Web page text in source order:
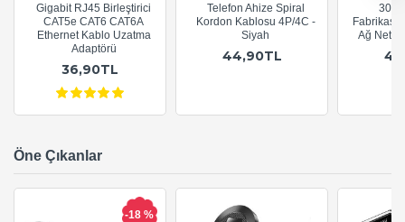
Gigabit RJ45 Birleştirici
CAT5e CAT6 CAT6A
Ethernet Kablo Uzatma
Adaptörü
36,90TL
Telefon Ahize Spiral
Kordon Kablosu 4P/4C -
Siyah
44,90TL
Ağ
Öne Çıkanlar
-18 %